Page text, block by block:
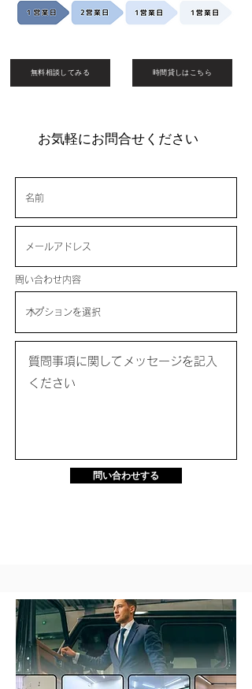
無料相談してみる 時間貸しはこちら
お気軽にお問合せください
問い合わせ内容
問い合わせする